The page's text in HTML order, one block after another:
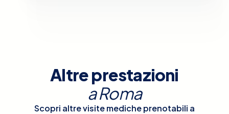
Altre prestazioni
aRoma
Scopri altre visite mediche prenotabili a